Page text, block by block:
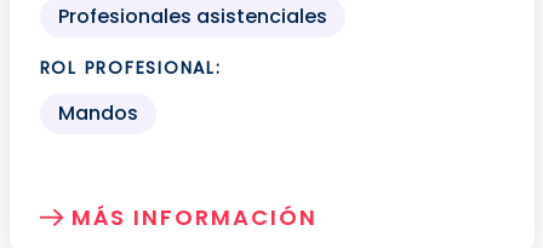
Profesionales asistenciales
ROL PROFESIONAL:
Mandos
MÁS INFORMACIÓN
SOBRE: TRABAJO EN EQUIPO